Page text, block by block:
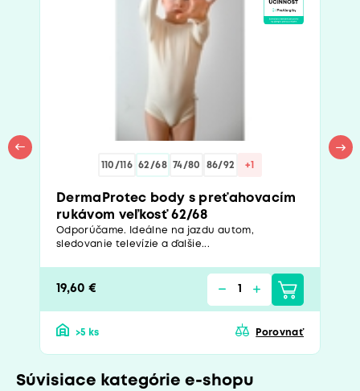
110/116 62/68 74/80 86/92 +1
DermaProtec body s preťahovacím
rukávom veľkosť 62/68
Odporúčame. Ideálne na jazdu autom,
sledovanie televízie a ďalšie...
19,60 €
>5 ks Porovnať
Súvisiace kategórie e-shopu